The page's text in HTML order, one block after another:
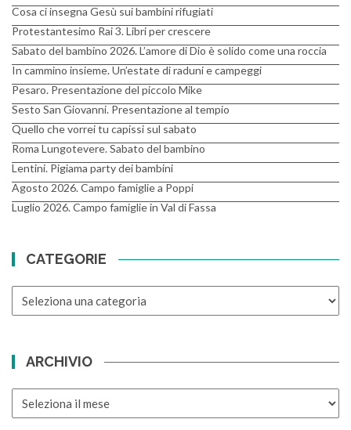
Cosa ci insegna Gesù sui bambini rifugiati
Protestantesimo Rai 3. Libri per crescere
Sabato del bambino 2026. L’amore di Dio è solido come una roccia
In cammino insieme. Un’estate di raduni e campeggi
Pesaro. Presentazione del piccolo Mike
Sesto San Giovanni. Presentazione al tempio
Quello che vorrei tu capissi sul sabato
Roma Lungotevere. Sabato del bambino
Lentini. Pigiama party dei bambini
Agosto 2026. Campo famiglie a Poppi
Luglio 2026. Campo famiglie in Val di Fassa
CATEGORIE
ARCHIVIO